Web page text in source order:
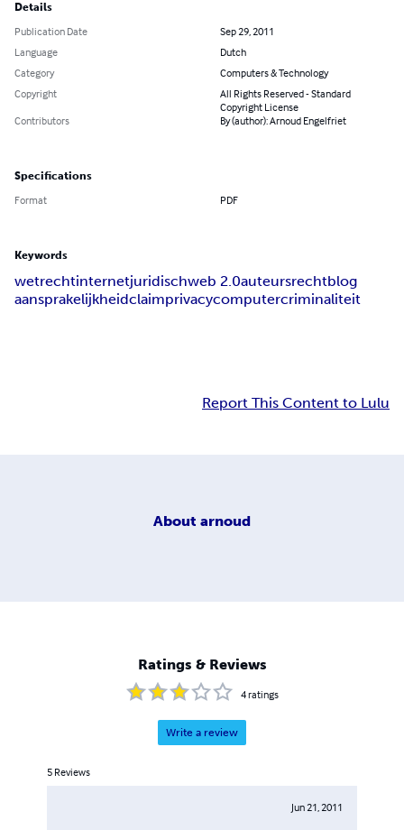
Details
Publication Date
Sep 29, 2011
Language
Dutch
Category
Computers & Technology
Copyright
All Rights Reserved - Standard
Copyright License
Contributors
By (author): Arnoud Engelfriet
Specifications
Format PDF
Keywords
wetrechtinternetjuridischweb 2.0auteursrechtblog
aansprakelijkheidclaimprivacycomputercriminaliteit
Report This Content to Lulu
About arnoud
Ratings & Reviews
4ratings
Write a review
5 Reviews
Jun 21, 2011